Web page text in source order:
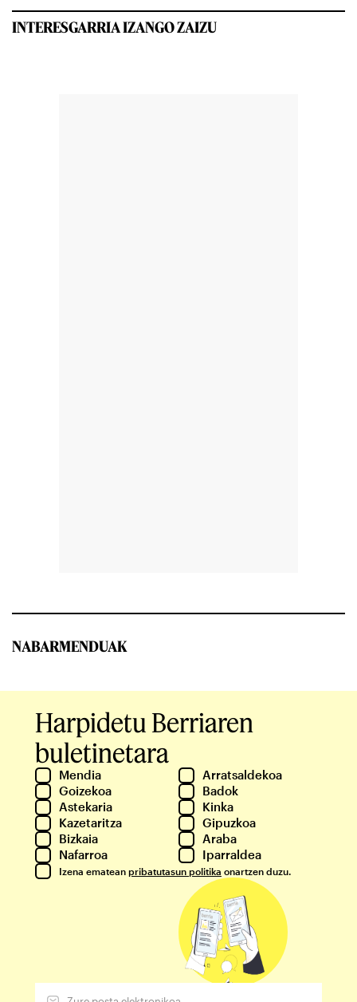
INTERESGARRIA IZANGO ZAIZU
NABARMENDUAK
Harpidetu Berriaren
buletinetara
Mendia
Arratsaldekoa
Goizekoa
Badok
Astekaria
Kinka
Kazetaritza
Gipuzkoa
Bizkaia
Araba
Nafarroa
Iparraldea
Izena ematean pribatutasun politika onartzen duzu.